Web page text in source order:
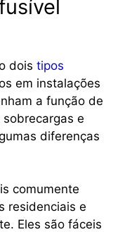
dois tipos
em instalações
a função de
e
diferenças
comumente
residenciais e
Eles são fáceis